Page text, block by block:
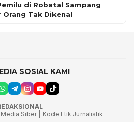
di Robatal Sampang
Orang Tak Dikenal
SOSIAL KAMI
Siber | Kode Etik Jurnalistik